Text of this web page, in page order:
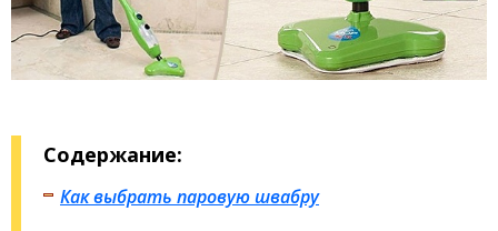
Содержание:
Как выбрать паровую швабру